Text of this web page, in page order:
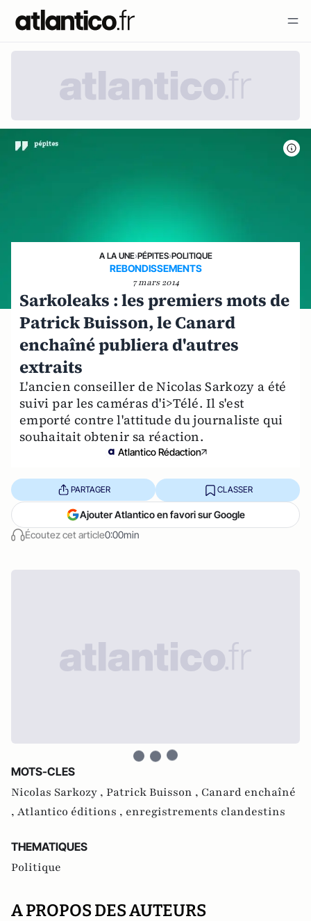
A LA UNE›PÉPITES›POLITIQUE
REBONDISSEMENTS
7 mars 2014
Sarkoleaks : les premiers mots de
Patrick Buisson, le Canard
enchaîné publiera d'autres
extraits
L'ancien conseiller de Nicolas Sarkozy a été
suivi par les caméras d'i>Télé. Il s'est
emporté contre l'attitude du journaliste qui
souhaitait obtenir sa réaction.
Atlantico Rédaction
Écoutez cet article0:00min
PARTAGER CLASSER
Ajouter Atlantico en favori sur Google
MOTS-CLES
Nicolas Sarkozy , Patrick Buisson , Canard enchaîné
, Atlantico éditions , enregistrements clandestins
THEMATIQUES
Politique
A PROPOS DES AUTEURS